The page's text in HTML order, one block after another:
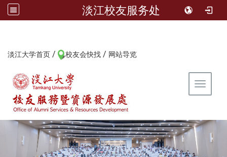
淡江校友服务处
淡江大学首页 / 校友会快找 / 网站导览
Toggle